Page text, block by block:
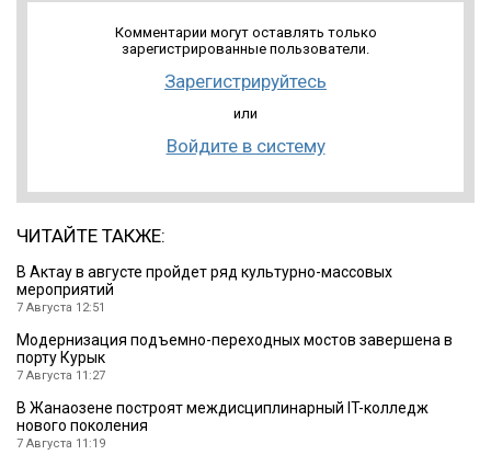
Комментарии могут оставлять только
зарегистрированные пользователи.
Зарегистрируйтесь
или
Войдите в систему
ЧИТАЙТЕ ТАКЖЕ:
В Актау в августе пройдет ряд культурно-массовых
мероприятий
7 Августа 12:51
Модернизация подъемно-переходных мостов завершена в
порту Курык
7 Августа 11:27
В Жанаозене построят междисциплинарный IT-колледж
нового поколения
7 Августа 11:19